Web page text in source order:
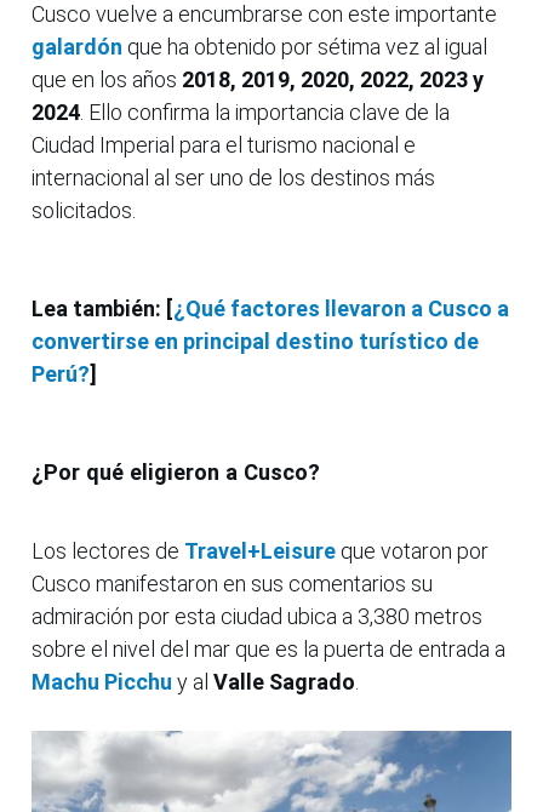
Cusco vuelve a encumbrarse con este importante
galardón que ha obtenido por sétima vez al igual
que en los años 2018, 2019, 2020, 2022, 2023 y
2024. Ello confirma la importancia clave de la
Ciudad Imperial para el turismo nacional e
internacional al ser uno de los destinos más
solicitados.
Lea también: [¿Qué factores llevaron a Cusco a
convertirse en principal destino turístico de
Perú?]
¿Por qué eligieron a Cusco?
Los lectores de Travel+Leisure que votaron por
Cusco manifestaron en sus comentarios su
admiración por esta ciudad ubica a 3,380 metros
sobre el nivel del mar que es la puerta de entrada a
Machu Picchu y al Valle Sagrado.